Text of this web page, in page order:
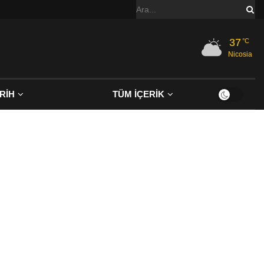
37°C
Nicosia
TÜM İÇERİK